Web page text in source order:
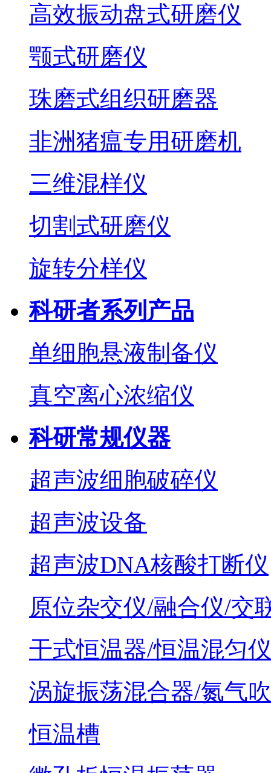
高效振动盘式研磨仪
颚式研磨仪
珠磨式组织研磨器
非洲猪瘟专用研磨机
三维混样仪
切割式研磨仪
旋转分样仪
科研者系列产品
单细胞悬液制备仪
真空离心浓缩仪
科研常规仪器
超声波细胞破碎仪
超声波设备
超声波DNA核酸打断仪
原位杂交仪/融合仪/交
干式恒温器/恒温混匀仪
涡旋振荡混合器/氮气
恒温槽